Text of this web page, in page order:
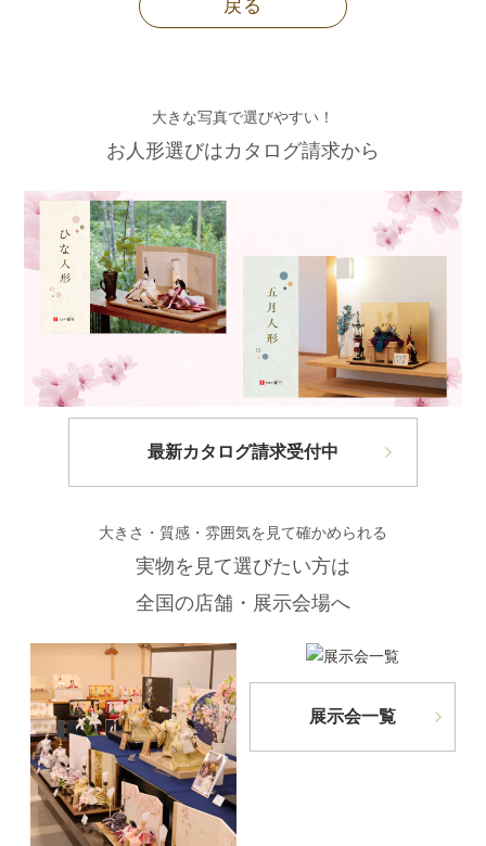
戻る
大きな写真で選びやすい！
お人形選びはカタログ請求から
最新カタログ請求受付中
大きさ・質感・雰囲気を見て確かめられる
実物を見て選びたい方は
全国の店舗・展示会場へ
展示会一覧